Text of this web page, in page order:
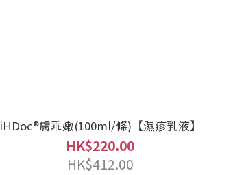
iHDoc®膚乖嫩(100ml/條)【濕疹乳液】
HK$220.00
HK$412.00